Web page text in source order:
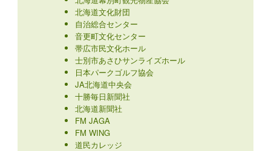
北海道文化財団
自治総合センター
音更町文化センター
帯広市民文化ホール
士別市あさひサンライズホール
日本パークゴルフ協会
JA北海道中央会
十勝毎日新聞社
北海道新聞社
FM JAGA
FM WING
道民カレッジ